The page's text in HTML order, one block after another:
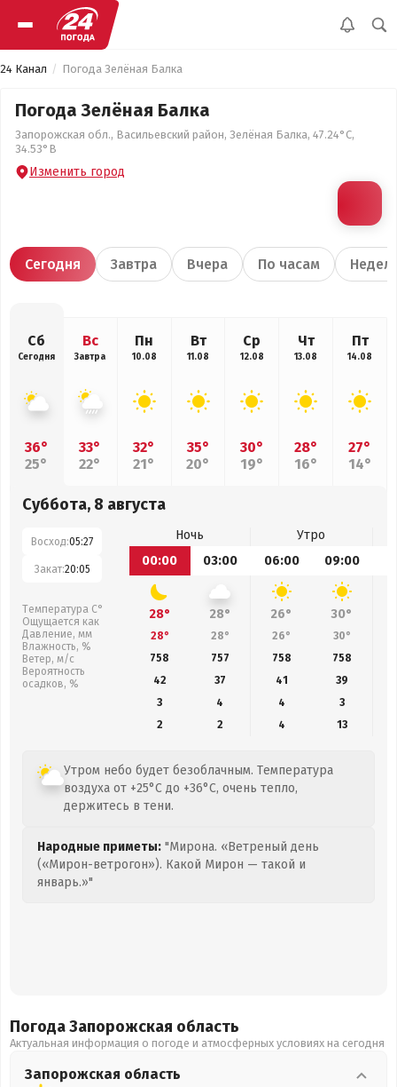
24 Канал Погода Зелёная Балка
Погода Зелёная Балка
Запорожская обл., Васильевский район, Зелёная Балка, 47.24°С,
34.53°В
Изменить город
Сегодня Завтра Вчера По часам
Сб
Сегодня
36°
25°
Вс
Завтра
33°
22°
Пн
10.08
32°
21°
Вт
11.08
35°
20°
Ср
12.08
30°
19°
Чт
13.08
28°
16°
Пт
14.08
27°
14°
Суббота, 8 августа
Восход:05:27
Закат:20:05
Температура С°
Ощущается как
Давление, мм
Влажность, %
Ветер, м/с
Вероятность
осадков, %
Ночь
Утро
00:00
03:00 06:00 09:00
28° 28° 26° 30°
28° 28° 26° 30°
758
757 758 758
42
37 41
39
3
4 4
3
2
2 4 13
Утром небо будет безоблачным. Температура
воздуха от +25°C до +36°C, очень тепло,
держитесь в тени.
Народные приметы: "Мирона. «Ветреный день
(«Мирон-ветрогон»). Какой Мирон — такой и
январь.»"
Погода Запорожская область
Актуальная информация о погоде и атмосферных условиях на сегодня
Запорожская область